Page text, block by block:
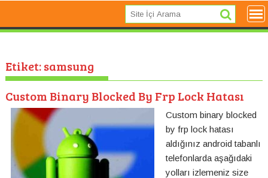
Etiket:samsung
Custom Binary Blocked By Frp Lock Hatası
Custom binary blocked
by frp lock hatası
aldığınız android tabanlı
telefonlarda aşağıdaki
yolları izlemeniz size